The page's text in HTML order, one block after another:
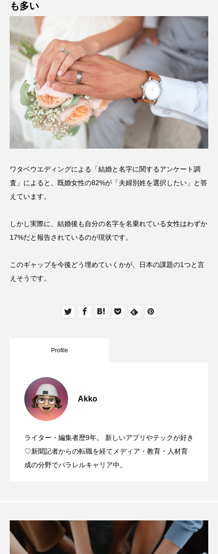
も多い
ワタベウエディングによる「結婚と名字に関するアンケート調
査」によると、既婚女性の82%が「夫婦別姓を選択したい」と答
えています。
しかし実際に、結婚後も自分の名字を名乗れている女性はわずか
17%だと報告されているのが現状です。
このギャップを今後どう埋めていくかが、日本の課題の1つと言
えそうです。
Profile
Akko
ライター・編集者歴9年。 新しいアプリやテックが好き
♡新聞記者からの転職を経てメディア・教育・人材育
成の分野でパラレルキャリア中。